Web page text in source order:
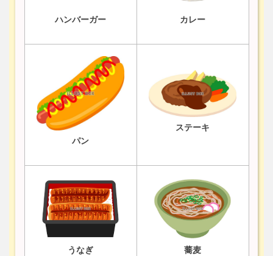
ハンバーガー カレー
パン
ステーキ
うなぎ 蕎麦